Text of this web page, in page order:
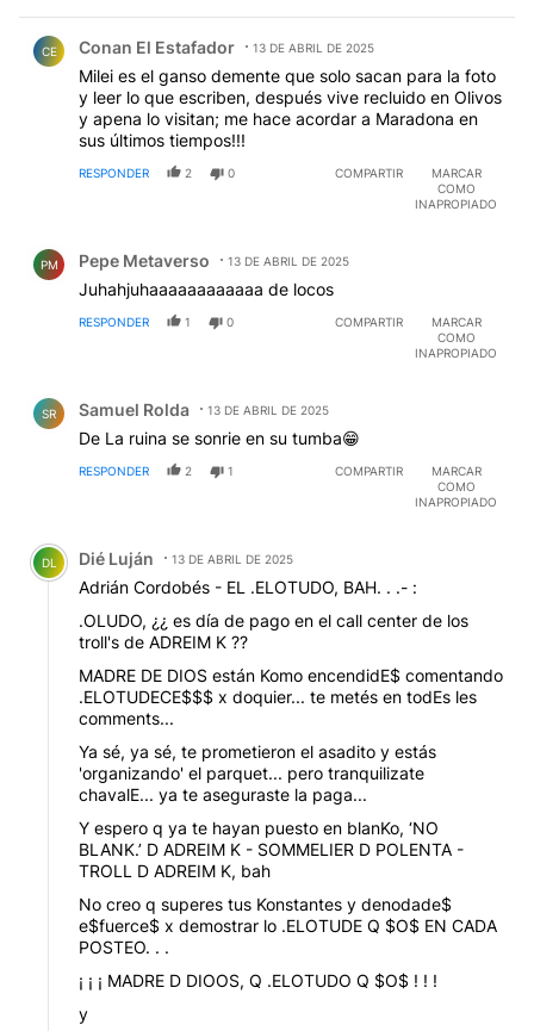
CE Conan El Estafador 13 DE ABRIL DE 2025
Milei es el ganso demente que solo sacan para la foto
y leer lo que escriben, después vive recluido en Olivos
y apena lo visitan; me hace acordar a Maradona en
sus últimos tiempos!!!
RESPONDER 2 0 COMPARTIR
MARCAR
COMO
INAPROPIADO
PM Pepe Metaverso 13 DE ABRIL DE 2025
Juhahjuhaaaaaaaaaaaa de locos
RESPONDER 1 0 COMPARTIR
MARCAR
COMO
INAPROPIADO
SR Samuel Rolda 13 DE ABRIL DE 2025
De La ruina se sonrie en su tumba😁
RESPONDER 2 1 COMPARTIR
MARCAR
COMO
INAPROPIADO
Comentario de Dié Luján.
DL Dié Luján 13 DE ABRIL DE 2025
Adrián Cordobés - EL .ELOTUDO, BAH. . .- :
.OLUDO, ¿¿ es día de pago en el call center de los
troll's de ADREIM K ??
MADRE DE DIOS están Komo encendidE$ comentando
.ELOTUDECE$$$ x doquier... te metés en todEs les
comments...
Ya sé, ya sé, te prometieron el asadito y estás
'organizando' el parquet... pero tranquilizate
chavalE... ya te aseguraste la paga...
Y espero q ya te hayan puesto en blanKo, ‘NO
BLANK.’ D ADREIM K - SOMMELIER D POLENTA -
TROLL D ADREIM K, bah
No creo q superes tus Konstantes y denodade$
e$fuerce$ x demostrar lo .ELOTUDE Q $O$ EN CADA
POSTEO. . .
¡ ¡ ¡ MADRE D DIOOS, Q .ELOTUDO Q $O$ ! ! !
y